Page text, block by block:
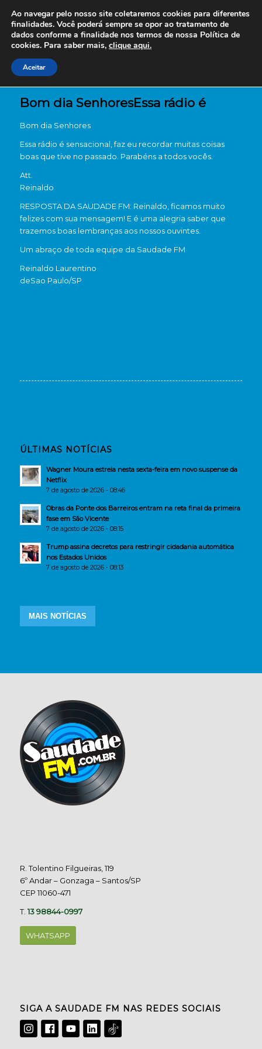
Bom dia SenhoresEssa rádio é
Bom dia Senhores
Essa rádio é sensacional, faz eu recordar muitas coisas
boas que tive no passado. Parabéns a todos vocês.
Att.
Reinaldo
RESPOSTA DA SAUDADE FM: Reinaldo, ficamos muito
felizes com sua mensagem! E é uma alegria saber que
trazemos boas lembranças aos nossos ouvintes.
Um abraço de toda equipe da Saudade FM
Reinaldo Laurentino
deSao Paulo/SP
ÚLTIMAS NOTÍCIAS
Wagner Moura estreia nesta sexta-feira em novo suspense da
Netflix
7 de agosto de 2026 - 08:46
Obras da Ponte dos Barreiros entram na reta final da primeira
fase em São Vicente
7 de agosto de 2026 - 08:15
Trump assina decretos para restringir cidadania automática
nos Estados Unidos
7 de agosto de 2026 - 08:13
MAIS NOTÍCIAS
R. Tolentino Filgueiras, 119
6º Andar – Gonzaga – Santos/SP
CEP 11060-471
T.13 98844-0997
WHATSAPP
SIGA A SAUDADE FM NAS REDES SOCIAIS
Ao navegar pelo nosso site coletaremos cookies para diferentes
finalidades. Você poderá sempre se opor ao tratamento de
dados conforme a finalidade nos termos de nossa Política de
cookies. Para saber mais, clique aqui.
Aceitar